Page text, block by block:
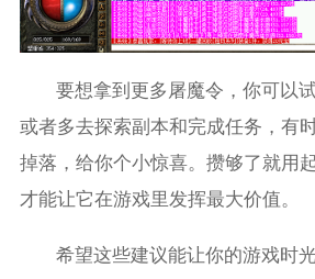
要想拿到更多屠魔令，你可以
或者多去探索副本和完成任务，有
掉落，给你个小惊喜。攒够了就用
才能让它在游戏里发挥最大价值。
希望这些建议能让你的游戏时